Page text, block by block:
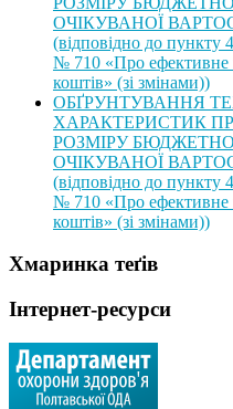
ОЧІКУВАНОЇ
(відповідно до
№ 710 «Про ефективне
коштів» (зі змінами))
ОБҐРУНТУВАННЯ
ХАРАКТЕРИСТИК
РОЗМІРУ
ОЧІКУВАНОЇ
(відповідно до
№ 710 «Про ефективне
коштів» (зі змінами))
Хмаринка теґів
Інтернет-ресурси